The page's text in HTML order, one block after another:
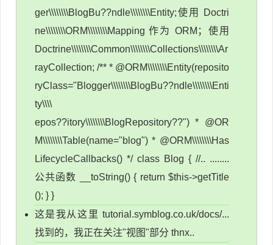
ger\\\\\\\\BlogBu??ndle\\\\\\\\Entity;使用 Doctri
ne\\\\\\\\ORM\\\\\\\\Mapping 作为 ORM；使用
Doctrine\\\\\\\\Common\\\\\\\\Collections\\\\\\\\Ar
rayCollection; /** * @ORM\\\\\\\\Entity(reposito
ryClass="Blogger\\\\\\\\BlogBu??ndle\\\\\\\\Enti
ty\\\\
epos??itory\\\\\\\\BlogRepository??") * @OR
M\\\\\\\\Table(name="blog") * @ORM\\\\\\\\Has
LifecycleCallbacks() */ class Blog { //.. ........
公共函数 __toString() { return $this->getTitle
(); } }
这是我从这里 tutorial.symblog.co.uk/docs/...
找到的，我正在关注"视图"部分 thnx..